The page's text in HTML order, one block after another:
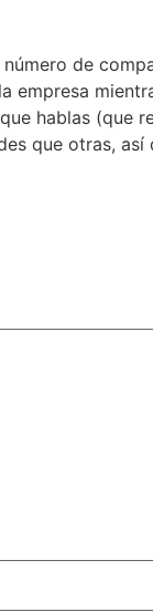
de
hablas (que
que otras,